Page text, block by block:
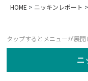
HOME > ニッキンレポート >
ニ